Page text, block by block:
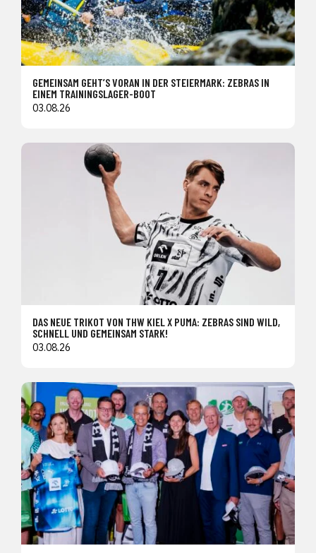
GEMEINSAM GEHT’S VORAN IN DER STEIERMARK: ZEBRAS IN
EINEM TRAININGSLAGER-BOOT
03.08.26
DAS NEUE TRIKOT VON THW KIEL X PUMA: ZEBRAS SIND WILD,
SCHNELL UND GEMEINSAM STARK!
03.08.26